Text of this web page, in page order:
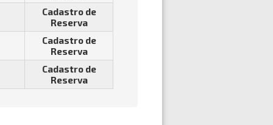
Cadastro de
Reserva
Cadastro de
Reserva
Cadastro de
Reserva